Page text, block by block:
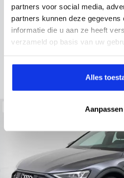
partners voor social media,
partners kunnen deze
informatie die u aan ze heeft
verzameld op basis van uw
Alles
Aanpassen
Hybride
achteruitrijcamera
Apple
Kopen
Op aanvraag